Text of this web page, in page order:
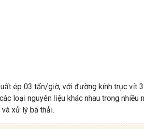
ép 03 tấn/giờ, với đường kính trục vít
loại nguyên liệu khác nhau trong nhiều
xử lý bã thải.